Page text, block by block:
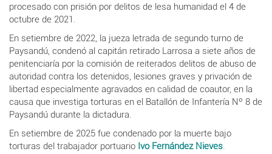
procesado con prisión por delitos de lesa humanidad el 4 de
octubre de 2021.
En setiembre de 2022, la jueza letrada de segundo turno de
Paysandú, condenó al capitán retirado Larrosa a siete años de
penitenciaría por la comisión de reiterados delitos de abuso de
autoridad contra los detenidos, lesiones graves y privación de
libertad especialmente agravados en calidad de coautor, en la
causa que investiga torturas en el Batallón de Infantería Nº 8 de
Paysandú durante la dictadura.
En setiembre de 2025 fue condenado por la muerte bajo
torturas del trabajador portuario Ivo Fernández Nieves.